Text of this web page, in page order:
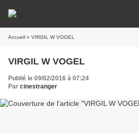
Accueil » VIRGIL W VOGEL
VIRGIL W VOGEL
Publié le 09/02/2016 à 07:24
Par cinestranger